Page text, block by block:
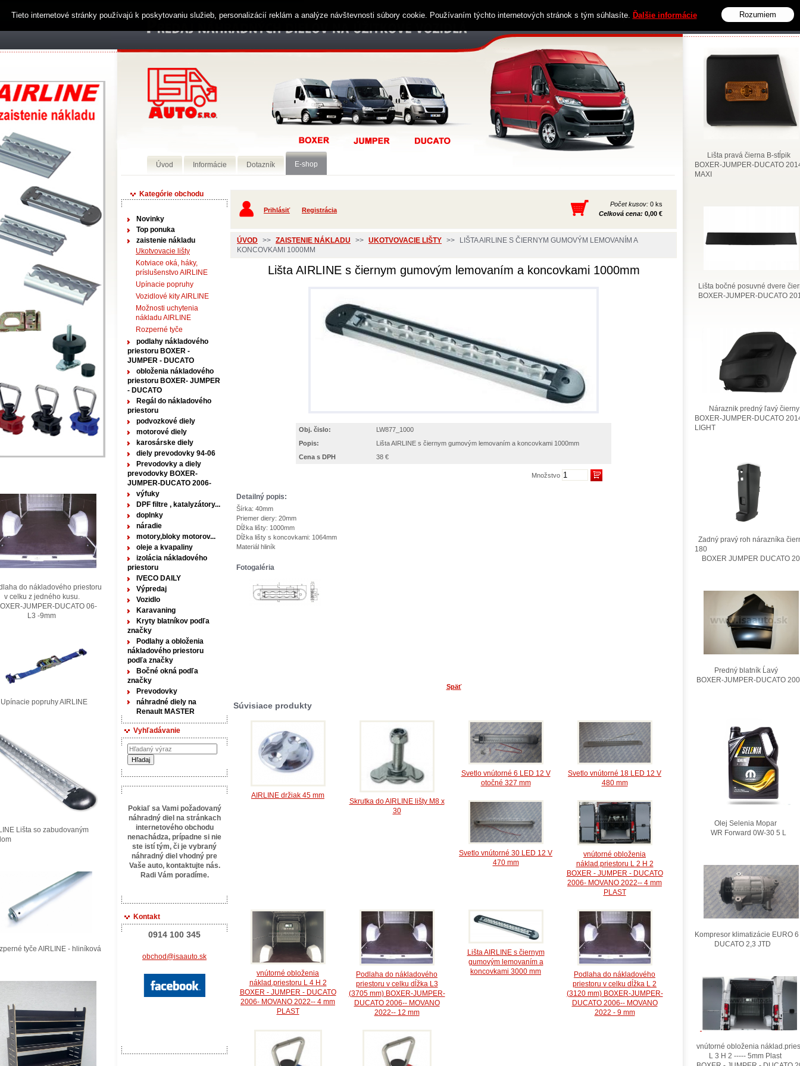
Obchodné podmienky Kontakt
Kategórie obchodu
Novinky
Top ponuka
zaistenie nákladu
Ukotvovacie lišty
Kotviace oká, háky,
príslušenstvo AIRLINE
Upínacie popruhy
Vozidlové kity AIRLINE
Možnosti uchytenia
nákladu AIRLINE
Rozperné tyče
podlahy nákladového
priestoru BOXER -
JUMPER - DUCATO
obloženia nákladového
priestoru BOXER- JUMPER
- DUCATO
Regál do nákladového
priestoru
podvozkové diely
motorové diely
karosárske diely
diely prevodovky 94-06
Prevodovky a diely
prevodovky BOXER-
JUMPER-DUCATO 2006-
výfuky
DPF filtre , katalyzátory...
doplnky
náradie
motory,bloky motorov...
oleje a kvapaliny
izolácia nákladového
priestoru
IVECO DAILY
Výpredaj
Vozidlo
Karavaning
Kryty blatníkov podľa
značky
Podlahy a obloženia
nákladového priestoru
podľa značky
Bočné okná podľa
značky
Prevodovky
náhradné diely na
Renault MASTER
Vyhľadávanie
Pokiaľ sa Vami požadovaný
náhradný diel na stránkach
internetového obchodu
nenachádza, prípadne si nie
ste istí tým, či je vybraný
náhradný diel vhodný pre
Vaše auto, kontaktujte nás.
Radi Vám poradíme.
Kontakt
0914 100 345
obchod@isaauto.sk
Prihlásiť Registrácia
Počet kusov: 0 ks
Celková cena: 0,00 €
ÚVOD >> ZAISTENIE NÁKLADU >> UKOTVOVACIE LIŠTY >>
LIŠTA AIRLINE S ČIERNYM GUMOVÝM LEMOVANÍM A
KONCOVKAMI 1000MM
Lišta AIRLINE s čiernym gumovým lemovaním a koncovkami 1000mm
Obj. čislo:
LW877_1000
Popis:
Lišta AIRLINE s čiernym gumovým lemovaním a koncovkami 1000mm
Cena s DPH
38 €
Množstvo
Detailný popis:
Šírka: 40mm
Priemer diery: 20mm
Dĺžka lišty: 1000mm
Dĺžka lišty s koncovkami: 1064mm
Materiál hliník
Fotogaléria
Späť
Súvisiace produkty
AIRLINE držiak 45 mm
Skrutka do AIRLINE lišty M8 x
30
Svetlo vnútorné 6 LED 12 V
otočné 327 mm
Svetlo vnútorné 18 LED 12 V
480 mm
Svetlo vnútorné 30 LED 12 V
470 mm
vnútorné obloženia
náklad.priestoru L 2 H 2
BOXER - JUMPER - DUCATO
2006- MOVANO 2022-- 4 mm
PLAST
vnútorné obloženia
náklad.priestoru L 4 H 2
BOXER - JUMPER - DUCATO
2006- MOVANO 2022-- 4 mm
PLAST
Podlaha do nákladového
priestoru v celku dĺžka L3
(3705 mm) BOXER-JUMPER-
DUCATO 2006-- MOVANO
2022-- 12 mm
Lišta AIRLINE s čiernym
gumovým lemovaním a
koncovkami 3000 mm
Podlaha do nákladového
priestoru v celku dĺžka L 2
(3120 mm) BOXER-JUMPER-
DUCATO 2006-- MOVANO
2022 - 9 mm
Úvod Informácie Dotazník E-shop
do nákladového priestoru
z jedného kusu.
JUMPER-DUCATO 06-
-9mm
popruhy AIRLINE
Lišta so zabudovaným
tyče AIRLINE - hliníková
Lišta pravá čierna B-stĺpik
BOXER-JUMPER-DUCATO
MAXI
Lišta bočné posuvné dvere
BOXER-JUMPER-DUCATO
Náraznik predný ľavý čierny
BOXER-JUMPER-DUCATO
LIGHT
Zadný pravý roh nárazníka
180
BOXER JUMPER DUCATO
Predný blatník Ĺavý
BOXER-JUMPER-DUCATO
Olej Selenia Mopar
WR Forward 0W-30 5 L
Kompresor klimatizácie EURO 6
DUCATO 2,3 JTD
vnútorné obloženia
L 3 H 2 ----- 5mm Plast
Tieto internetové stránky používajú k poskytovaniu služieb, personalizácií reklám a analýze návštevnosti súbory cookie. Používaním týchto internetových stránok s tým súhlasíte. Ďalšie informácie Rozumiem